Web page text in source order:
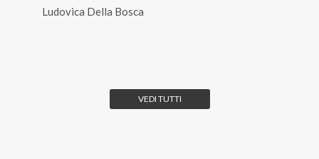
Ludovica Della Bosca
VEDI TUTTI